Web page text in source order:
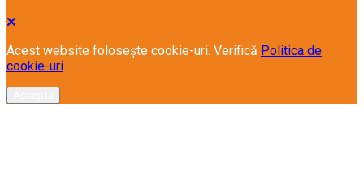
Acest website folosește cookie-uri. Verifică Politica de
cookie-uri